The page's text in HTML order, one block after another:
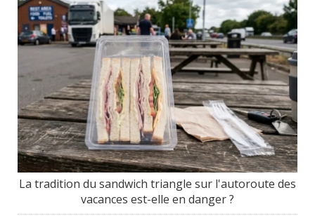
La tradition du sandwich triangle sur l'autoroute des
vacances est-elle en danger ?